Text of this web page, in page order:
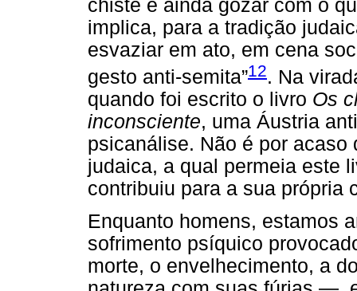
chiste e ainda gozar com o
implica, para a tradição
esvaziar em ato, em cena
gesto anti-semita”12. Na
quando foi escrito o livro Os
inconsciente, uma Áustria
psicanálise. Não é por
judaica, a qual permeia este
contribuiu para a sua própria
Enquanto homens, estamos
sofrimento psíquico
morte, o envelhecimento, a